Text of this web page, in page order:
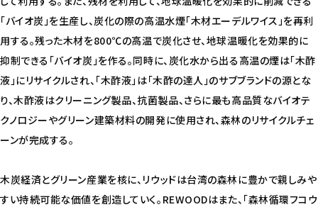
「バイオ炭」を生産し、炭化の際の高温水煙「木材エーデルワイス」を再利
用する。残った木材を800℃の高温で炭化させ、地球温暖化を効果的に
抑制できる「バイオ炭」を作る。同時に、炭化水から出る高温の煙は「木酢
液」にリサイクルされ、「木酢液」は「木酢の達人」のサブブランドの源とな
り、木酢液はクリーニング製品、抗菌製品、さらに最も高品質なバイオテ
クノロジーやグリーン建築材料の開発に使用され、森林のリサイクルチェ
ーンが完成する。
木炭経済とグリーン産業を核に、リウッドは台湾の森林に豊かで親しみや
すい持続可能な価値を創造していく。REWOODはまた、「森林循環フコウ